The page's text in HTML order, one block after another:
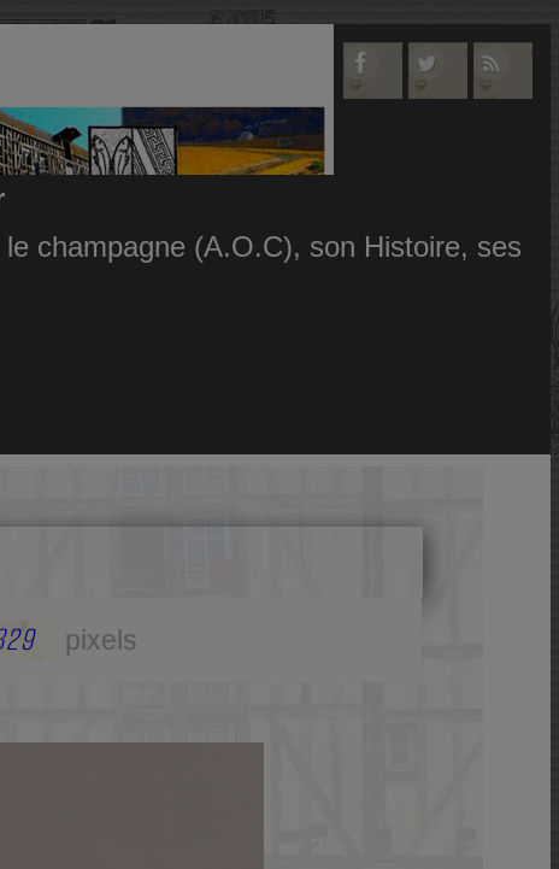
champagne (A.O.C), son Histoire, ses
pixels